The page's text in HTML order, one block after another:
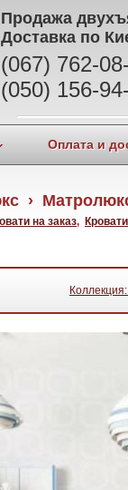
Продажа
Доставка по
(067) 762-
(050) 156-
Оплата и
›
на заказ,